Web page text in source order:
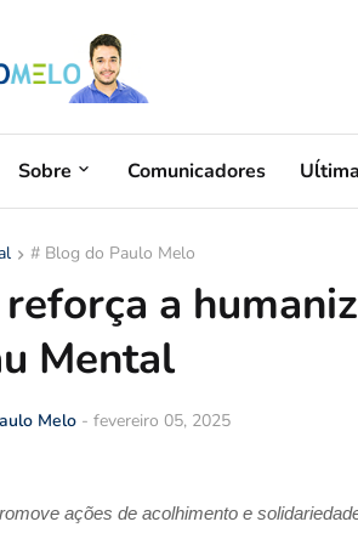
Sobre Comunicadores
# Blog do Paulo Melo
reforça a
Mental
Melo - fevereiro 05, 2025
ações de acolhimento e